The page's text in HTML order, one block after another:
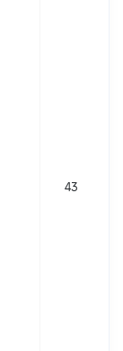
43